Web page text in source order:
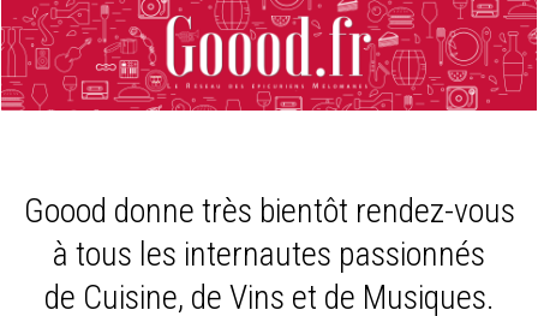
Goood donne très bientôt rendez-vous
à tous les internautes passionnés
de Cuisine, de Vins et de Musiques.